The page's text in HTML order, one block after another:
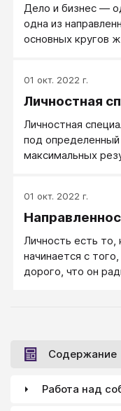
Дело и бизнес —
одна из
основных кругов
01 окт. 2022 г.
Личностная
Личностная
под определенный
максимальных
землю; когда
шахтеров идут
человека против
если мальчик
писать музыку,
01 окт. 2022 г.
Личность есть
начинается с
дорого, что он
Содержание
Работа над